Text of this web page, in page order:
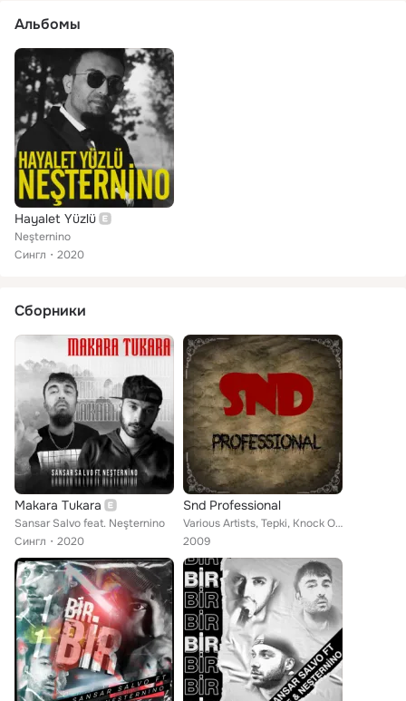
Альбомы
Hayalet Yüzlü
Neşternino
Сингл
2020
Сборники
Makara Tukara
Sansar Salvo feat. Neşternino
Сингл
2020
Snd Professional
Various Artists, Tepki, Knock Out, Cumali Efrah, Özgür B, Kaplan, İtaat, Big O, Casus, Heja, Transpose, Cabbar, Buğra Milat, Mel...
2009